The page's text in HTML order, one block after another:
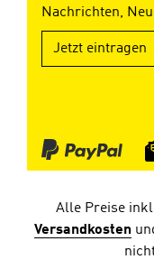
Nachrichten,
Jetzt eintragen
Alle Preise
Versandkosten